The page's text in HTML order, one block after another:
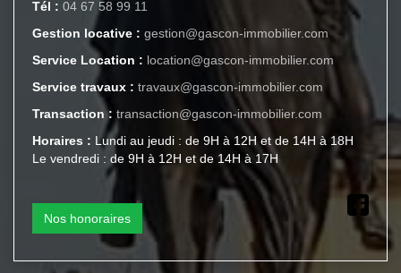
Tél : 04 67 58 99 11
Gestion locative : gestion@gascon-immobilier.com
Service Location : location@gascon-immobilier.com
Service travaux : travaux@gascon-immobilier.com
Transaction : transaction@gascon-immobilier.com
Horaires : Lundi au jeudi : de 9H à 12H et de 14H à 18H
Le vendredi : de 9H à 12H et de 14H à 17H
Nos honoraires